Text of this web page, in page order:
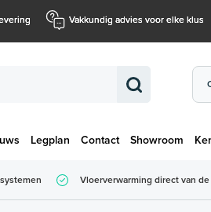
Vakkundig advies voor elke klus
Legplan Contact Showroom €
Vloerverwarming direct van